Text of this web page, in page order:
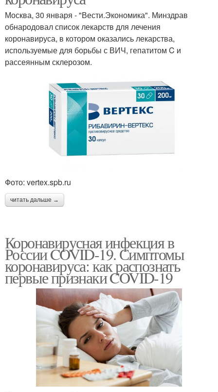
Москва, 30 января - "Вести.Экономика". Минздрав
обнародовал список лекарств для лечения
коронавируса, в котором оказались лекарства,
используемые для борьбы с ВИЧ, гепатитом C и
рассеянным склерозом.
Фото: vertex.spb.ru
читать дальше →
Коронавирусная инфекция в
России COVID-19. Симптомы
коронавируса: как распознать
первые признаки COVID-19